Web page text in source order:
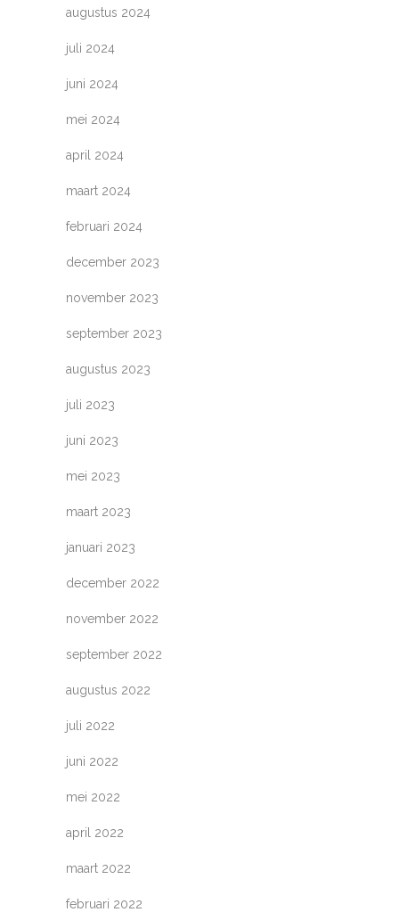
augustus 2024
juli 2024
juni 2024
mei 2024
april 2024
maart 2024
februari 2024
december 2023
november 2023
september 2023
augustus 2023
juli 2023
juni 2023
mei 2023
maart 2023
januari 2023
december 2022
november 2022
september 2022
augustus 2022
juli 2022
juni 2022
mei 2022
april 2022
maart 2022
februari 2022